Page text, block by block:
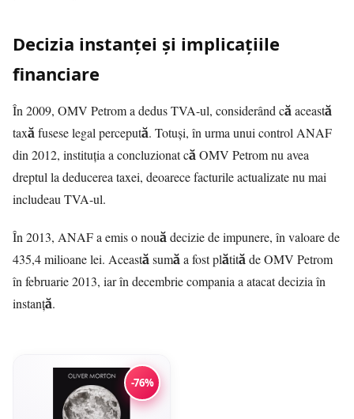
Decizia instanței și implicațiile
financiare
În 2009, OMV Petrom a dedus TVA-ul, considerând că această
taxă fusese legal percepută. Totuși, în urma unui control ANAF
din 2012, instituția a concluzionat că OMV Petrom nu avea
dreptul la deducerea taxei, deoarece facturile actualizate nu mai
includeau TVA-ul.
În 2013, ANAF a emis o nouă decizie de impunere, în valoare de
435,4 milioane lei. Această sumă a fost plătită de OMV Petrom
în februarie 2013, iar în decembrie compania a atacat decizia în
instanță.
-76%